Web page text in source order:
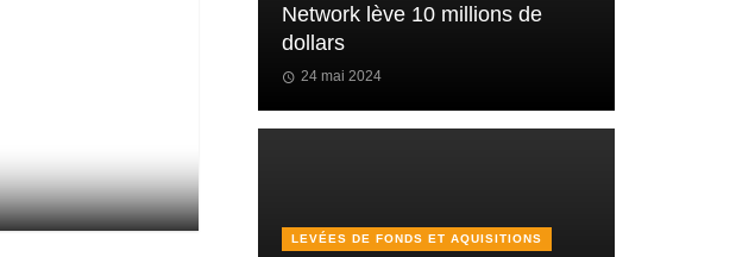
Network lève 10 millions de
dollars
24 mai 2024
LEVÉES DE FONDS ET AQUISITIONS